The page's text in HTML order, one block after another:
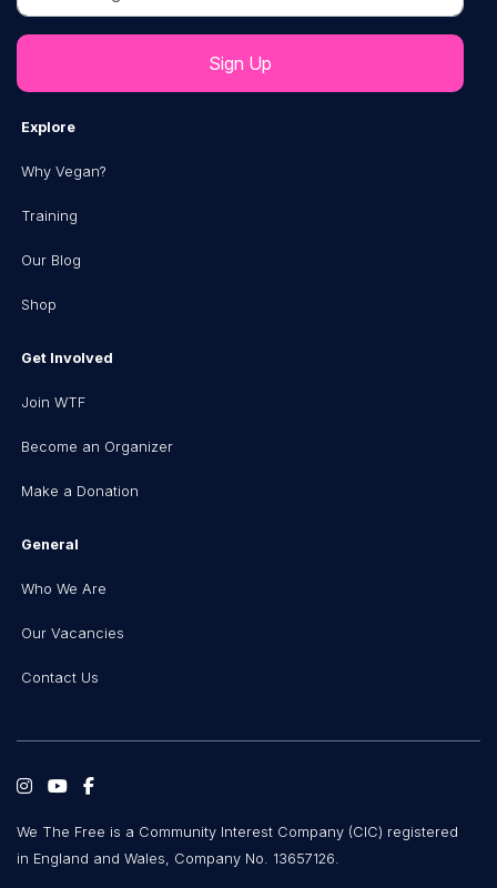
Explore
Why Vegan?
Training
Our Blog
Shop
Get Involved
Join WTF
Become an Organizer
Make a Donation
General
Who We Are
Our Vacancies
Contact Us
We The Free is a Community Interest Company (CIC) registered
in England and Wales, Company No. 13657126.